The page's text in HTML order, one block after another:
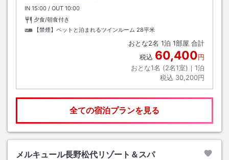
IN チェックイン
15:00 / OUT チェックアウト
10:00
夕食/朝食付き
【禁煙】ペットと泊まれるツインルーム 28平米
おとな2名 1泊 1部屋 合計
税込 60,400円
おとな1名 (2名1室)｜ 1泊
税込 30,200円
全ての宿泊プランを見る
メルキュール長野松代リゾート＆スパ